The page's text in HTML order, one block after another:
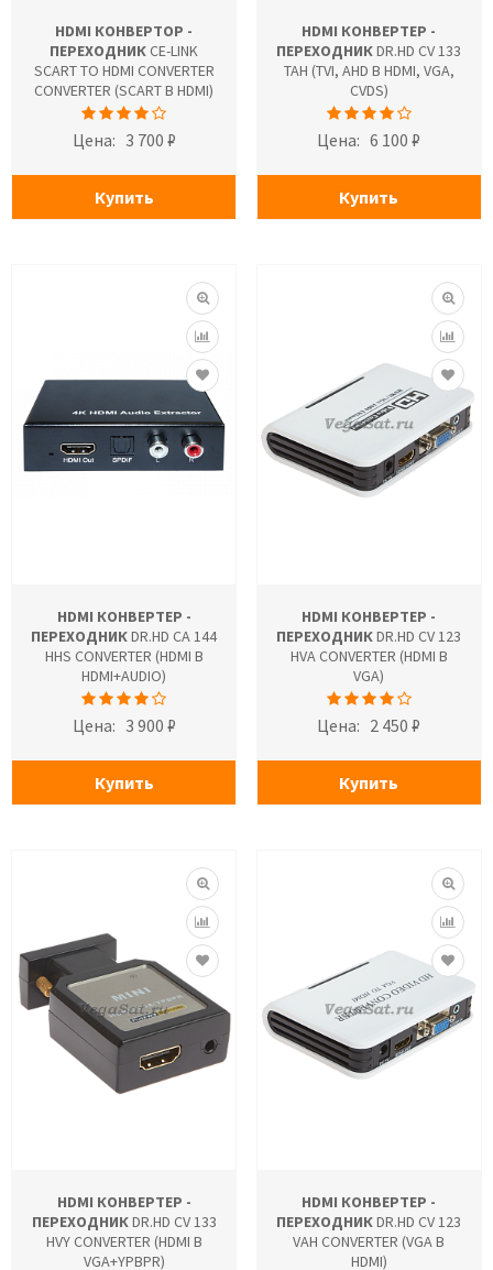
HDMI КОНВЕРТОР -
ПЕРЕХОДНИКCE-LINK
SCART TO HDMI CONVERTER
CONVERTER (SCART В HDMI)
Цена: 3 700 ₽
Купить
HDMI КОНВЕРТЕР -
ПЕРЕХОДНИКDR.HD CV 133
TAH (TVI, AHD В HDMI, VGA,
CVDS)
Цена: 6 100 ₽
Купить
HDMI КОНВЕРТЕР -
ПЕРЕХОДНИКDR.HD CA 144
HHS CONVERTER (HDMI В
HDMI+AUDIO)
Цена: 3 900 ₽
Купить
HDMI КОНВЕРТЕР -
ПЕРЕХОДНИКDR.HD CV 123
HVA CONVERTER (HDMI В
VGA)
Цена: 2 450 ₽
Купить
HDMI КОНВЕРТЕР -
ПЕРЕХОДНИКDR.HD CV 133
HVY CONVERTER (HDMI В
VGA+YPBPR)
HDMI КОНВЕРТЕР -
ПЕРЕХОДНИКDR.HD CV 123
VAH CONVERTER (VGA В
HDMI)